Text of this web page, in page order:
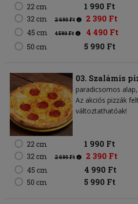
22 cm 1 990 Ft
32 cm 2 690 Ft 2 390 Ft
45 cm 4 590 Ft 4 490 Ft
50 cm 5 990 Ft
03. Szalámis
paradicsomos alap
Az akciós pizzák
változtathatóak!
22 cm 1 990 Ft
32 cm 2 690 Ft 2 390 Ft
45 cm 4 990 Ft
50 cm 5 990 Ft